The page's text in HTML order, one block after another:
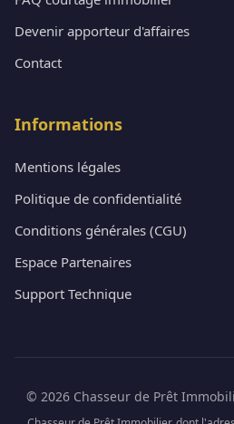
Devenir apporteur d'affaires
Contact
Informations
Mentions légales
Politique de confidentialité
Conditions générales (CGU)
Espace Partenaires
Support Technique
© 2026 Chasseur de Prêt